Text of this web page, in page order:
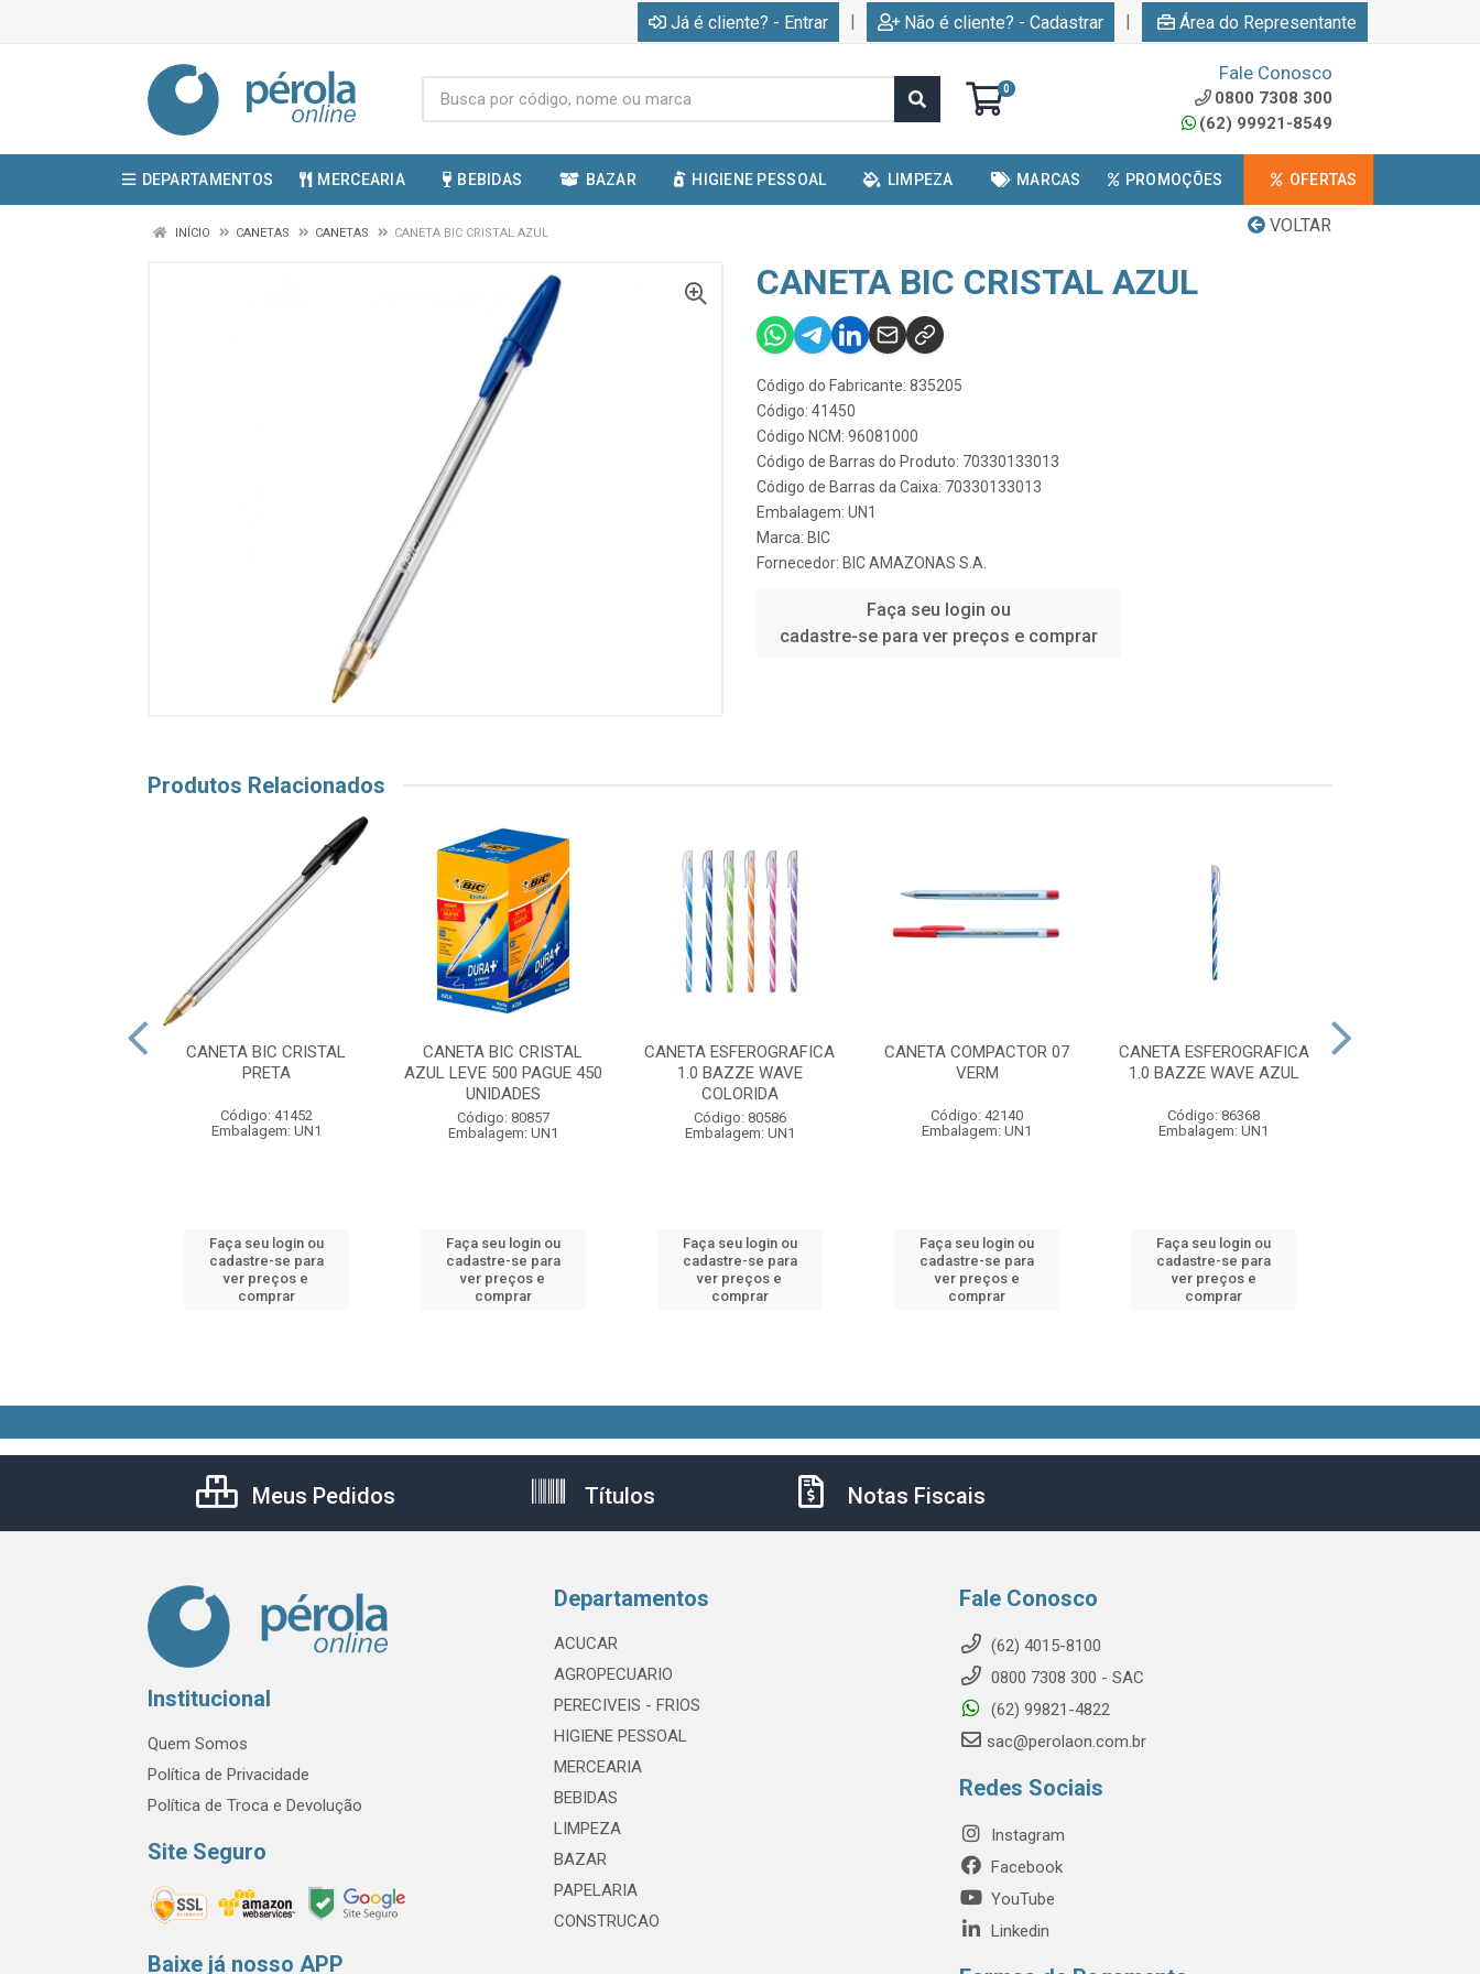
Já é cliente? - Entrar | Não é cliente? - Cadastrar | Área do Representante
0
Fale Conosco
0800 7308 300
(62) 99921-8549
DEPARTAMENTOS MERCEARIA BEBIDAS BAZAR HIGIENE PESSOAL LIMPEZA MARCAS PROMOÇÕES OFERTAS
VOLTAR
INÍCIO CANETAS CANETAS CANETA BIC CRISTAL AZUL
CANETA BIC CRISTAL AZUL
Código do Fabricante: 835205
Código: 41450
Código NCM: 96081000
Código de Barras do Produto: 70330133013
Código de Barras da Caixa: 70330133013
Embalagem: UN1
Marca: BIC
Fornecedor: BIC AMAZONAS S.A.
Faça seu login ou
cadastre-se para ver preços e comprar
Produtos Relacionados
CANETA BIC CRISTAL
PRETA
Código: 41452
Embalagem: UN1
Faça seu login ou
cadastre-se para
ver preços e
comprar
CANETA BIC CRISTAL
AZUL LEVE 500 PAGUE 450
UNIDADES
Código: 80857
Embalagem: UN1
Faça seu login ou
cadastre-se para
ver preços e
comprar
CANETA ESFEROGRAFICA
1.0 BAZZE WAVE
COLORIDA
Código: 80586
Embalagem: UN1
Faça seu login ou
cadastre-se para
ver preços e
comprar
CANETA COMPACTOR 07
VERM
Código: 42140
Embalagem: UN1
Faça seu login ou
cadastre-se para
ver preços e
comprar
CANETA ESFEROGRAFICA
1.0 BAZZE WAVE AZUL
Código: 86368
Embalagem: UN1
Faça seu login ou
cadastre-se para
ver preços e
comprar
Meus Pedidos Títulos Notas Fiscais
Institucional
Quem Somos
Política de Privacidade
Política de Troca e Devolução
Site Seguro
Baixe já nosso APP
Departamentos
ACUCAR
AGROPECUARIO
PERECIVEIS - FRIOS
HIGIENE PESSOAL
MERCEARIA
BEBIDAS
LIMPEZA
BAZAR
PAPELARIA
CONSTRUCAO
Fale Conosco
(62) 4015-8100
0800 7308 300 - SAC
(62) 99821-4822
sac@perolaon.com.br
Redes Sociais
Instagram
Facebook
YouTube
Linkedin